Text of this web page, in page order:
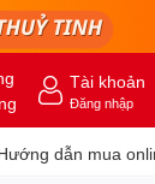
Tài khoản
Đăng nhập
dẫn mua